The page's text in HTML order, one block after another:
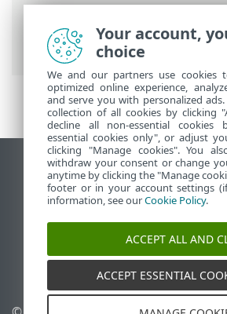
Ayuda en línea de ESET>
Antivirus
>Configuración
Protecciones
Ver sitio del escritorio
End of Life
Base de conocimiento de ESET
ESET Status Portal
Soporte regional
Your account,
choice
We and our partners use cookies
optimized online experience,
and serve you with personalized
collection of all cookies by clicking
decline all non-essential cookies
essential cookies only", or adjust
clicking "Manage cookies". You
withdraw your consent or change
anytime by clicking the "Manage
footer or in your account settings
information, see ourCookie Policy.
ACCEPT ALL AND
ACCEPT ESSENTIAL